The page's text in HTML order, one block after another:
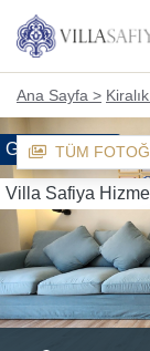
Ana Sayfa >
TÜM
Güney Suites
Villa Safiya